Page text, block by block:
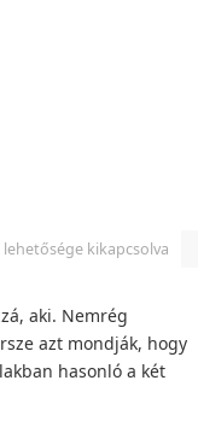
kikapcsolva
aki. Nemrég
azt mondják, hogy
hasonló a két